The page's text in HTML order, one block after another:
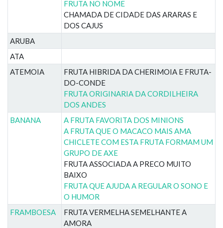
FRUTA NO NOME
CHAMADA DE CIDADE DAS ARARAS E
DOS CAJUS
ARUBA
ATA
ATEMOIA
FRUTA HIBRIDA DA CHERIMOIA E FRUTA-
DO-CONDE
FRUTA ORIGINARIA DA CORDILHEIRA
DOS ANDES
BANANA
A FRUTA FAVORITA DOS MINIONS
A FRUTA QUE O MACACO MAIS AMA
CHICLETE COM ESTA FRUTA FORMAM UM
GRUPO DE AXE
FRUTA ASSOCIADA A PRECO MUITO
BAIXO
FRUTA QUE AJUDA A REGULAR O SONO E
O HUMOR
FRAMBOESA
FRUTA VERMELHA SEMELHANTE A
AMORA